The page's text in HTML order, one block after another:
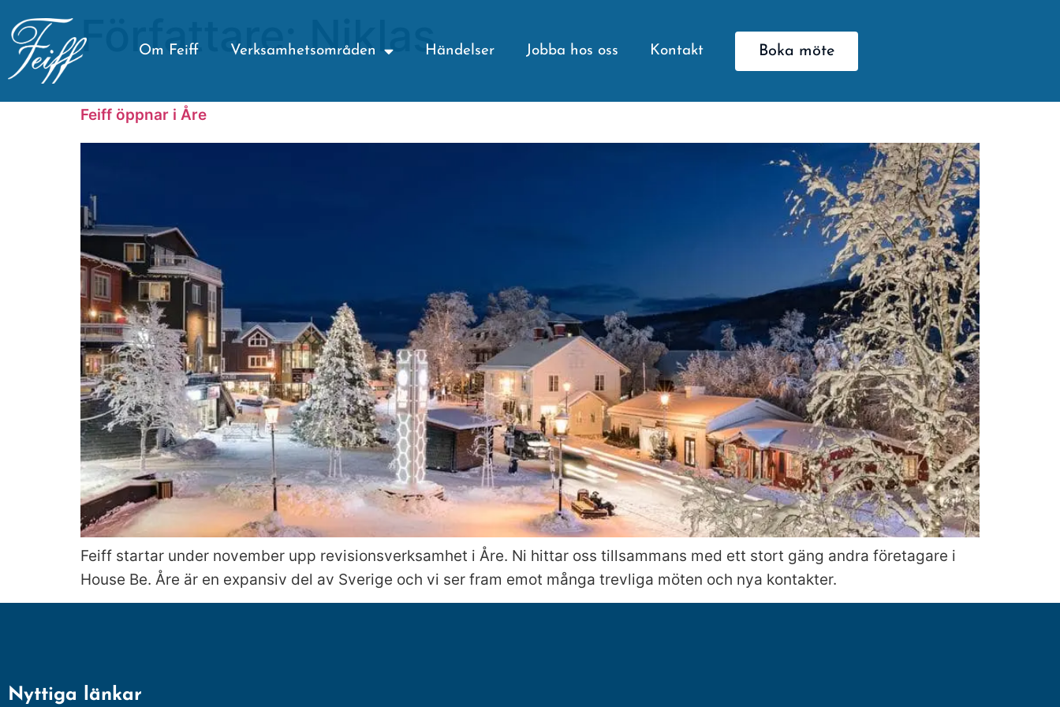
Om Feiff Verksamhetsområden Händelser Jobba hos oss Kontakt Boka möte
Författare:Niklas
Feiff öppnar i Åre
Feiff startar under november upp revisionsverksamhet i Åre. Ni hittar oss tillsammans med ett stort gäng andra företagare i
House Be. Åre är en expansiv del av Sverige och vi ser fram emot många trevliga möten och nya kontakter.
Nyttiga länkar